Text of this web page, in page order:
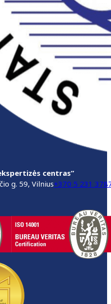
centras”
g. 59, Vilnius+370 5 231